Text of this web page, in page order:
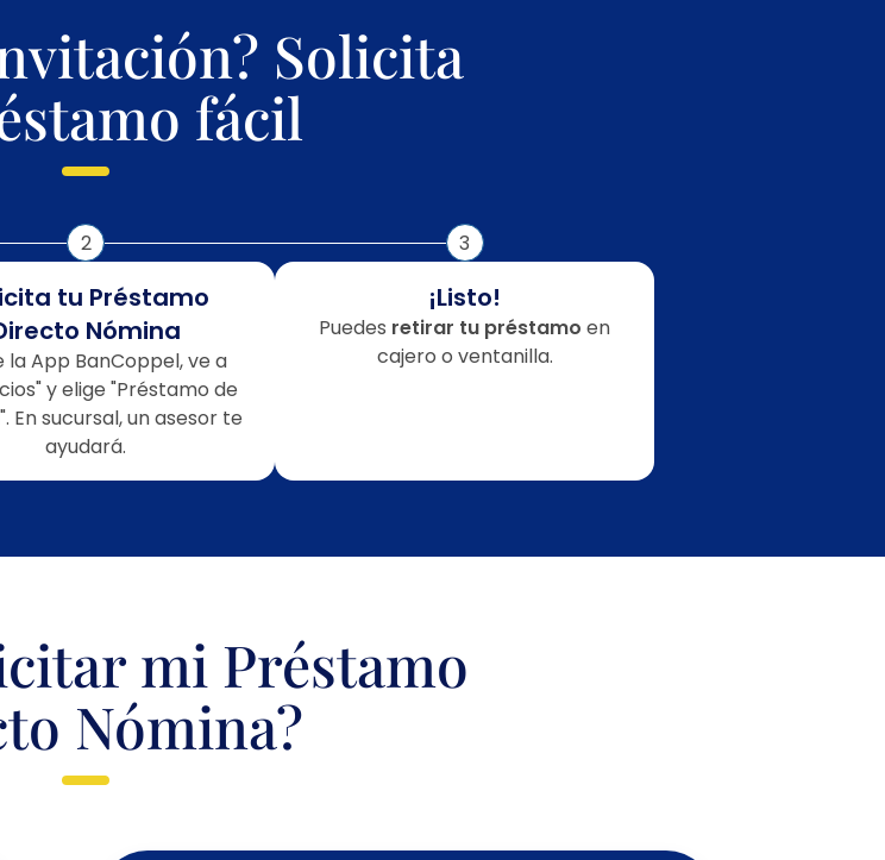
Solicita
fácil
2
tu Préstamo
Nómina
la App BanCoppel, ve a
y elige "Préstamo de
En sucursal, un asesor te
ayudará.
3
¡Listo!
Puedes retirar tu préstamo en
cajero o ventanilla.
mi Préstamo
Nómina?